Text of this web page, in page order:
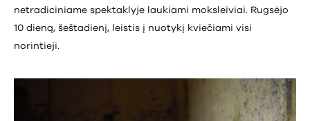
netradiciniame spektaklyje laukiami moksleiviai. Rugsėjo
10 dieną, šeštadienį, leistis į nuotykį kviečiami visi
norintieji.